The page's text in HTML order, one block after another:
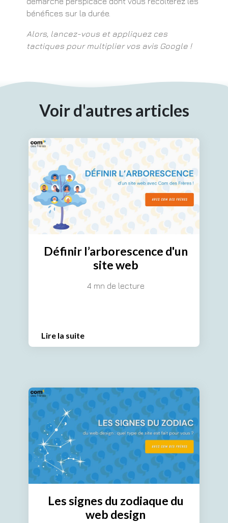
bénéfices sur la durée.
Alors, lancez-vous et appliquez ces
tactiques pour multiplier vos avis Google !
Voir d'autres articles
Définir l’arborescence d'un
site web
4 mn de lecture
Lire la suite
Les signes du zodiaque du
web design